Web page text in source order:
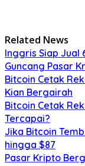
Related News
Inggris Siap Jual
Guncang Pasar
Bitcoin Cetak
Kian Bergairah
Bitcoin Cetak
Tercapai?
Jika Bitcoin
hingga $87
Pasar Kripto